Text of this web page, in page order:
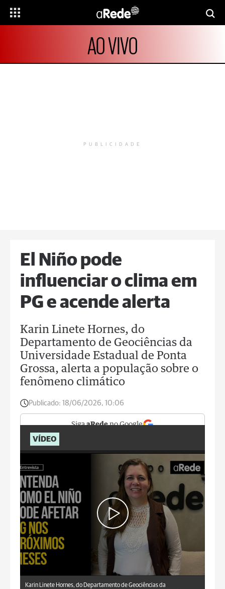
AO VIVO
PUBLICIDADE
El Niño pode
influenciar o clima em
PG e acende alerta
Karin Linete Hornes, do
Departamento de Geociências da
Universidade Estadual de Ponta
Grossa, alerta a população sobre o
fenômeno climático
Publicado: 18/06/2026, 10:06
SigaaRedeno Google
VÍDEO
Karin Linete Hornes, do Departamento de Geociências da